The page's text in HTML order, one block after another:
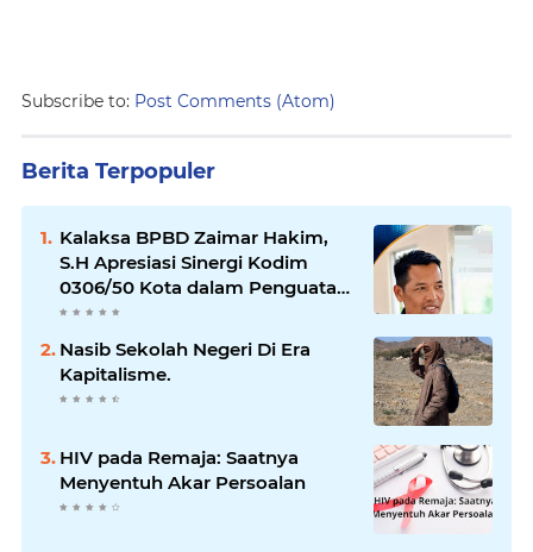
Subscribe to: Post Comments (Atom)
Berita Terpopuler
Kalaksa BPBD Zaimar Hakim,
S.H Apresiasi Sinergi Kodim
0306/50 Kota dalam Penguatan
Mitigasi dan Penanganan
Nasib Sekolah Negeri Di Era
Kapitalisme.
HIV pada Remaja: Saatnya
Menyentuh Akar Persoalan